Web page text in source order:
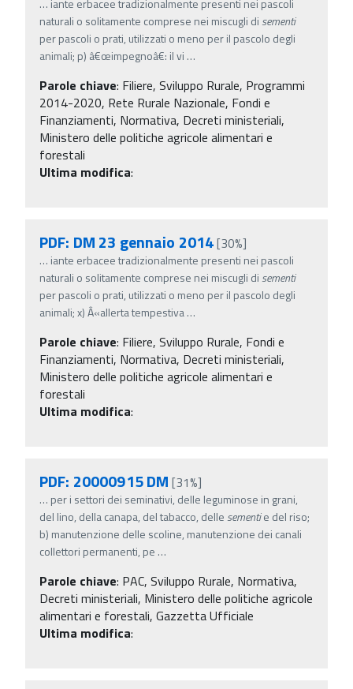
… iante erbacee tradizionalmente presenti nei pascoli
naturali o solitamente comprese nei miscugli di sementi
per pascoli o prati, utilizzati o meno per il pascolo degli
animali; p) â€œimpegnoâ€: il vi …
Parole chiave: Filiere, Sviluppo Rurale, Programmi
2014-2020, Rete Rurale Nazionale, Fondi e
Finanziamenti, Normativa, Decreti ministeriali,
Ministero delle politiche agricole alimentari e
forestali
Ultima modifica:
PDF: DM 23 gennaio 2014[30%]
… iante erbacee tradizionalmente presenti nei pascoli
naturali o solitamente comprese nei miscugli di sementi
per pascoli o prati, utilizzati o meno per il pascolo degli
animali; x) Â«allerta tempestiva…
Parole chiave: Filiere, Sviluppo Rurale, Fondi e
Finanziamenti, Normativa, Decreti ministeriali,
Ministero delle politiche agricole alimentari e
forestali
Ultima modifica:
PDF: 20000915 DM [31%]
… per i settori dei seminativi, delle leguminose in grani,
del lino, della canapa, del tabacco, delle sementie del riso;
b) manutenzione delle scoline, manutenzione dei canali
collettori permanenti, pe …
Parole chiave: PAC, Sviluppo Rurale, Normativa,
Decreti ministeriali, Ministero delle politiche agricole
alimentari e forestali, Gazzetta Ufficiale
Ultima modifica: